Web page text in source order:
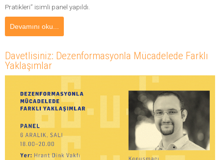
Pratikleri” isimli panel yapıldı.
Devamını oku...
Davetlisiniz: Dezenformasyonla Mücadelede Farklı
Yaklaşımlar